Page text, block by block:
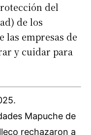
del
de los
las empresas de
y cuidar para
Mapuche de
rechazaron a